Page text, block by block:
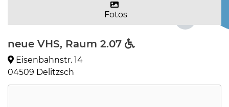
Fotos
neue VHS, Raum 2.07
Eisenbahnstr. 14
04509 Delitzsch